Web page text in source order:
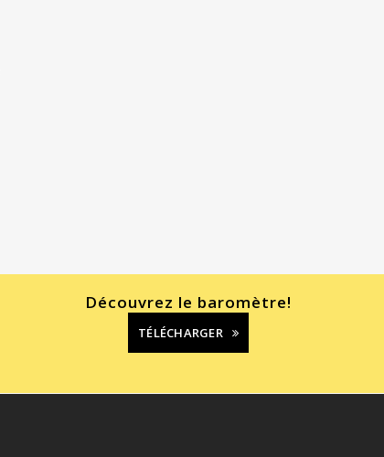
Découvrez le baromètre!
TÉLÉCHARGER